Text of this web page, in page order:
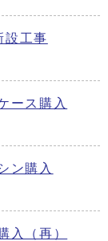
設工事
ース購入
ン購入
入（再）